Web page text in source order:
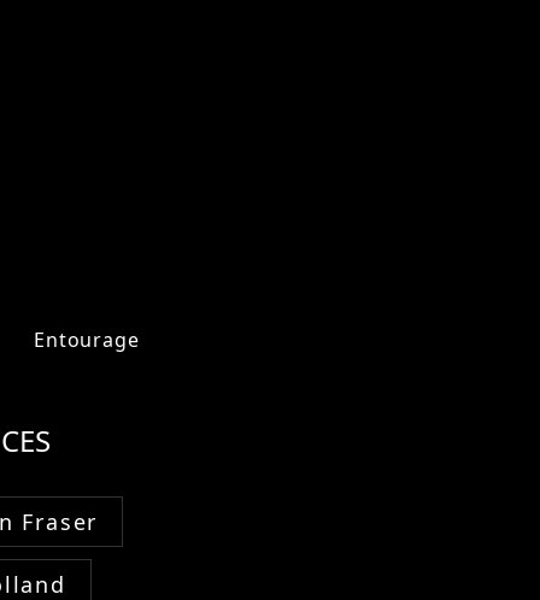
Entourage
Fraser